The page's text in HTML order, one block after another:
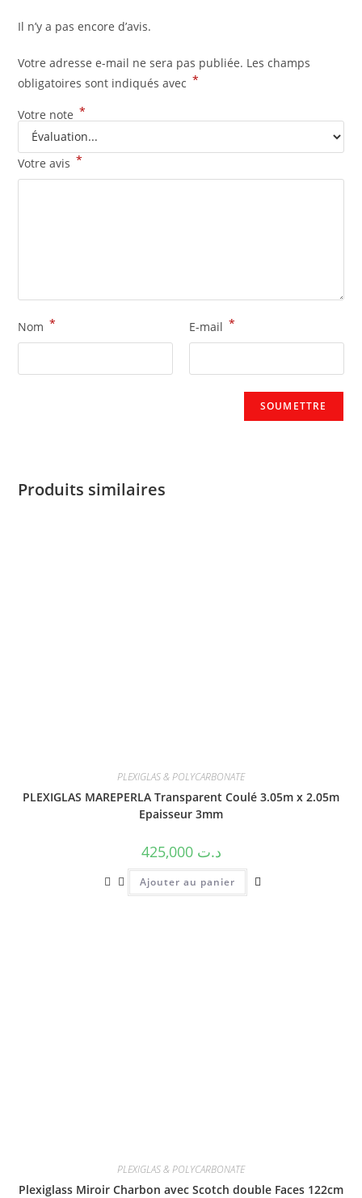
Il n’y a pas encore d’avis.
Votre adresse e-mail ne sera pas publiée. Les champs
obligatoires sont indiqués avec *
Votre note *
Votre avis *
Nom * E-mail *
Produits similaires
PLEXIGLAS & POLYCARBONATE
PLEXIGLAS MAREPERLA Transparent Coulé 3.05m x 2.05m
Epaisseur 3mm
د.ت 425,000
Ajouter au panier
PLEXIGLAS & POLYCARBONATE
Plexiglass Miroir Charbon avec Scotch double Faces 122cm